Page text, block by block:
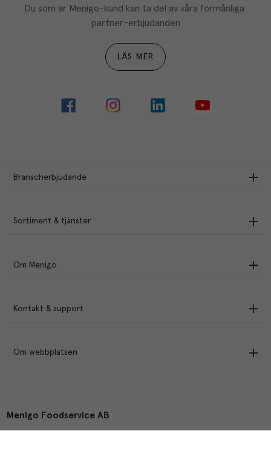
Du som är Menigo-kund kan ta del av våra förmånliga
partner-erbjudanden
LÄS MER
Branscherbjudande
Sortiment & tjänster
Om Menigo
Kontakt & support
Om webbplatsen
Menigo Foodservice AB